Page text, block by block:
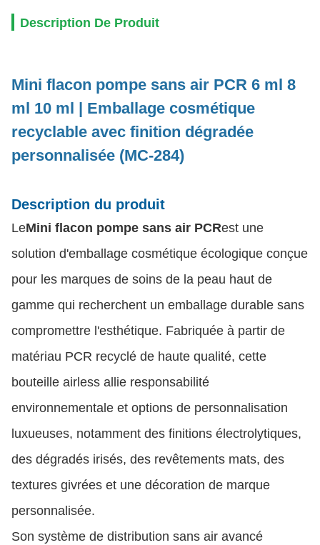
Description De Produit
Mini flacon pompe sans air PCR 6 ml 8
ml 10 ml | Emballage cosmétique
recyclable avec finition dégradée
personnalisée (MC-284)
Description du produit
LeMini flacon pompe sans air PCRest une
solution d'emballage cosmétique écologique conçue
pour les marques de soins de la peau haut de
gamme qui recherchent un emballage durable sans
compromettre l'esthétique. Fabriquée à partir de
matériau PCR recyclé de haute qualité, cette
bouteille airless allie responsabilité
environnementale et options de personnalisation
luxueuses, notamment des finitions électrolytiques,
des dégradés irisés, des revêtements mats, des
textures givrées et une décoration de marque
personnalisée.
Son système de distribution sans air avancé